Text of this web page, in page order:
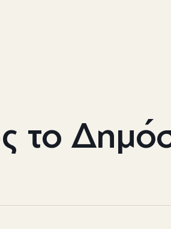
το